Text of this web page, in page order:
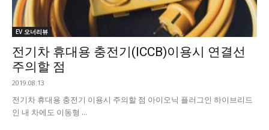
EV 오너리뷰
전기차 휴대용 충전기(ICCB)이용시 연결선
주의할 점
2019.08.13
전기차 휴대용 충전기 이용시 주의할 점 아이오닉 플러그인 하이브리드
인 내 차에도 이동형 ...